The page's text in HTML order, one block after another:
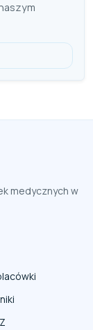
medycznych w